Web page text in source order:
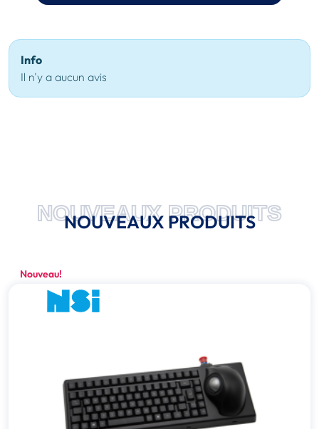
Info
Il n'y a aucun avis
NOUVEAUX PRODUITS
NOUVEAUX PRODUITS
Nouveau!